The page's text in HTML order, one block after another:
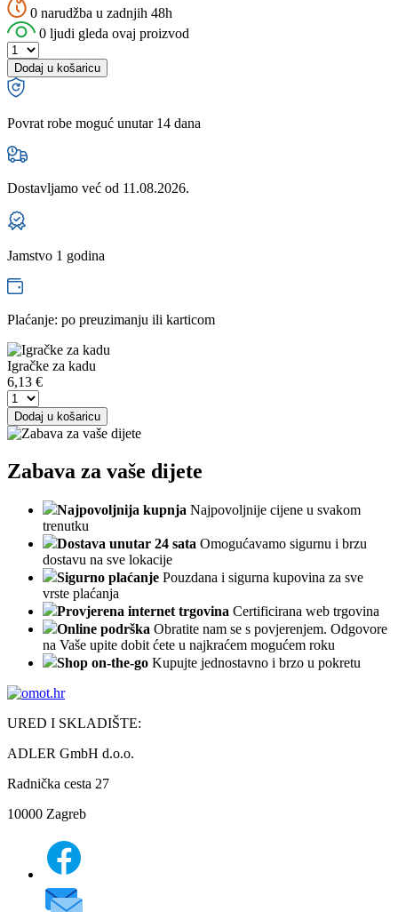
0 narudžba u zadnjih 48h
0 ljudi gleda ovaj proizvod
Dodaj u košaricu
Povrat robe moguć unutar 14 dana
Dostavljamo već od 11.08.2026.
Jamstvo 1 godina
Plaćanje: po preuzimanju ili karticom
Igračke za kadu
6,13 €
Dodaj u košaricu
Zabava za vaše dijete
Najpovoljnija kupnja Najpovoljnije cijene u svakom
trenutku
Dostava unutar 24 sata Omogućavamo sigurnu i brzu
dostavu na sve lokacije
Sigurno plaćanje Pouzdana i sigurna kupovina za sve
vrste plaćanja
Provjerena internet trgovina Certificirana web trgovina
Online podrška Obratite nam se s povjerenjem. Odgovore
na Vaše upite dobit ćete u najkraćem mogućem roku
Shop on-the-go Kupujte jednostavno i brzo u pokretu
URED I SKLADIŠTE:
ADLER GmbH d.o.o.
Radnička cesta 27
10000 Zagreb